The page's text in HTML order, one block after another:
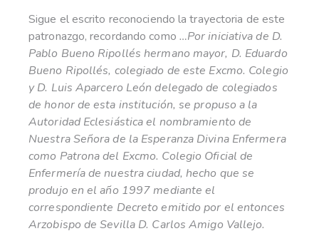
Sigue el escrito reconociendo la trayectoria de este
patronazgo, recordando como …Por iniciativa de D.
Pablo Bueno Ripollés hermano mayor, D. Eduardo
Bueno Ripollés, colegiado de este Excmo. Colegio
y D. Luis Aparcero León delegado de colegiados
de honor de esta institución, se propuso a la
Autoridad Eclesiástica el nombramiento de
Nuestra Señora de la Esperanza Divina Enfermera
como Patrona del Excmo. Colegio Oficial de
Enfermería de nuestra ciudad, hecho que se
produjo en el año 1997 mediante el
correspondiente Decreto emitido por el entonces
Arzobispo de Sevilla D. Carlos Amigo Vallejo.